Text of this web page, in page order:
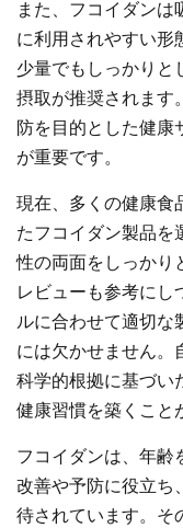
また、フコイダンは
に利用されやすい形
少量でもしっかりと
摂取が推奨されます
防を目的とした健康
が重要です。
現在、多くの健康食
たフコイダン製品を
性の両面をしっかり
レビューも参考にし
ルに合わせて適切な
には欠かせません。
科学的根拠に基づい
健康習慣を築くこと
フコイダンは、年齢
改善や予防に役立ち
待されています。そ